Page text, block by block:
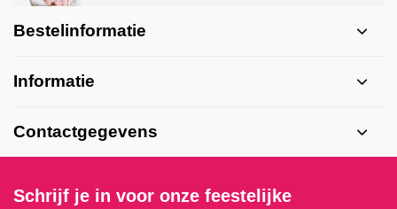
Bestelinformatie
Informatie
Contactgegevens
Schrijf je in voor onze feestelijke